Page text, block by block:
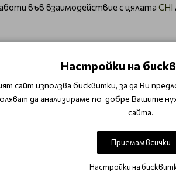
във взаимодействие с цялата CHI
колористи, като един от
ОТЗИВИ (1)
Настройки на
сайт използва бисквитки, за да Ви
да анализираме по-добре Вашите
сайта.
Приемам всички
Настройки на